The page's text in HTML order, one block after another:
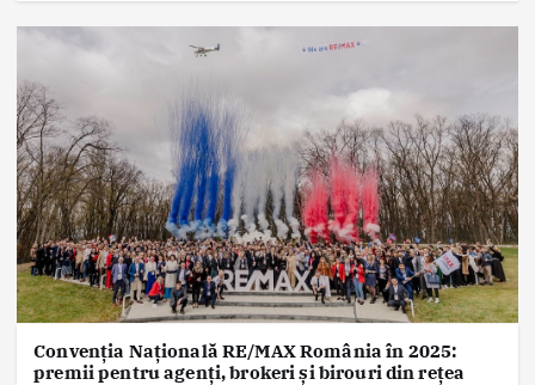
Convenția Națională RE/MAX România în 2025:
premii pentru agenți, brokeri și birouri din rețea